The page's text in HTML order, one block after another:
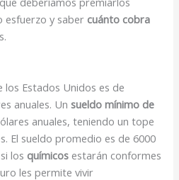
esfuerzo y saber cuánto cobra
los Estados Unidos es de
anuales. Unsueldo mínimo de
anuales, teniendo un tope
El sueldo promedio es de 6000
los químicos estarán conformes
les permite vivir